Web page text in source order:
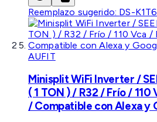
Reemplazo sugerido: DS-
AUFIT
Minisplit WiFi Inverter /
( 1 TON ) / R32 / Frío /
/ Compatible con Alexa y